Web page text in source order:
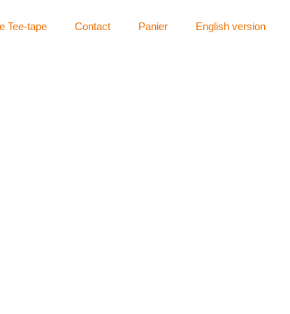
Tee-tape Contact Panier English version